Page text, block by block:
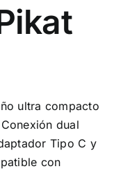
ultra compacto
dual
Tipo C y
con